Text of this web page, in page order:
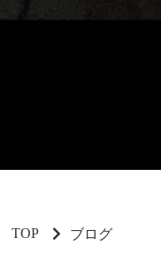
TOP ブログ